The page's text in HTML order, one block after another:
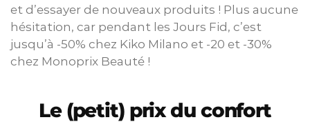
et d’essayer de nouveaux produits ! Plus aucune
hésitation, car pendant les Jours Fid, c’est
jusqu’à -50% chez Kiko Milano et -20 et -30%
chez Monoprix Beauté !
Le (petit) prix du confort